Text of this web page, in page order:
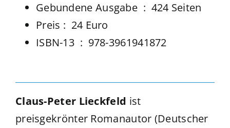
Gebundene Ausgabe ‏ : ‎ 424 Seiten
Preis : 24 Euro
ISBN-13 ‏ : ‎ 978-3961941872
Claus-Peter Lieckfeld ist
preisgekrönter Romanautor (Deutscher